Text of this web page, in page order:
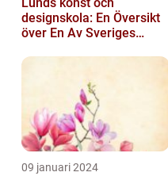
designskola: En Översikt
över En Av Sveriges
Utbildningsanstalter inom
09 januari 2024